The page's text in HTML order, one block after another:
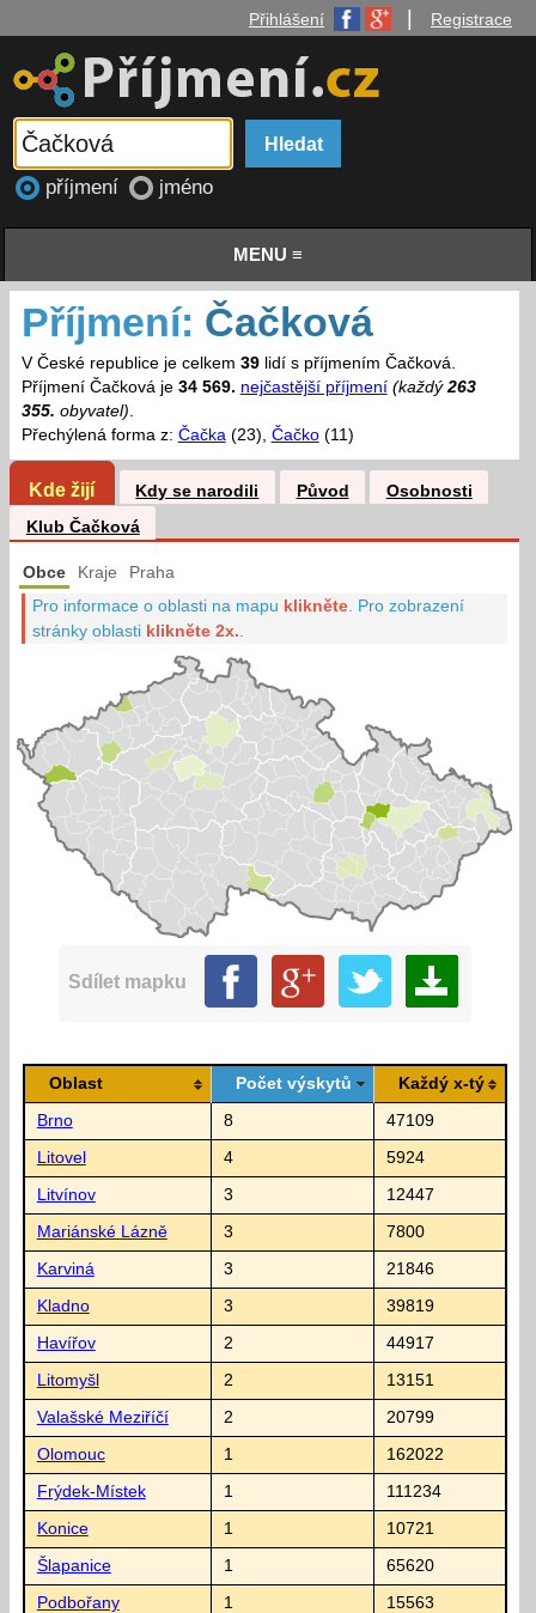
Přihlášení Registrace
příjmení jméno
MENU ≡
Příjmení: Čačková
V České republice je celkem 39lidí s příjmením Čačková.
Příjmení Čačková je 34 569. nejčastější příjmení (každý263
355. obyvatel).
Přechýlená forma z: Čačka(23), Čačko(11)
Kde žijí Kdy se narodili Původ
Osobnosti
Klub Čačková
Obce Kraje Praha
Pro informace o oblasti na mapu klikněte Pro zobrazení
stránky oblasti klikněte 2x.
Sdílet mapku
Oblast Počet výskytů Každý x-tý
Brno 8 47109
Litovel 4 5924
Litvínov 3 12447
Mariánské Lázně 3 7800
Karviná 3 21846
Kladno 3 39819
Havířov 2 44917
Litomyšl 2 13151
Valašské Meziříčí 2 20799
Olomouc 1 162022
Frýdek-Místek 1 111234
Konice 1 10721
Šlapanice 1 65620
Podbořany 1 15563